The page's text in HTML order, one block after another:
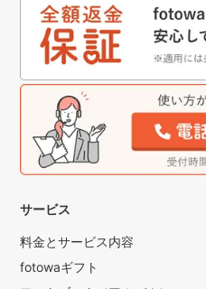
サービス
料金とサービス内容
fotowaギフト